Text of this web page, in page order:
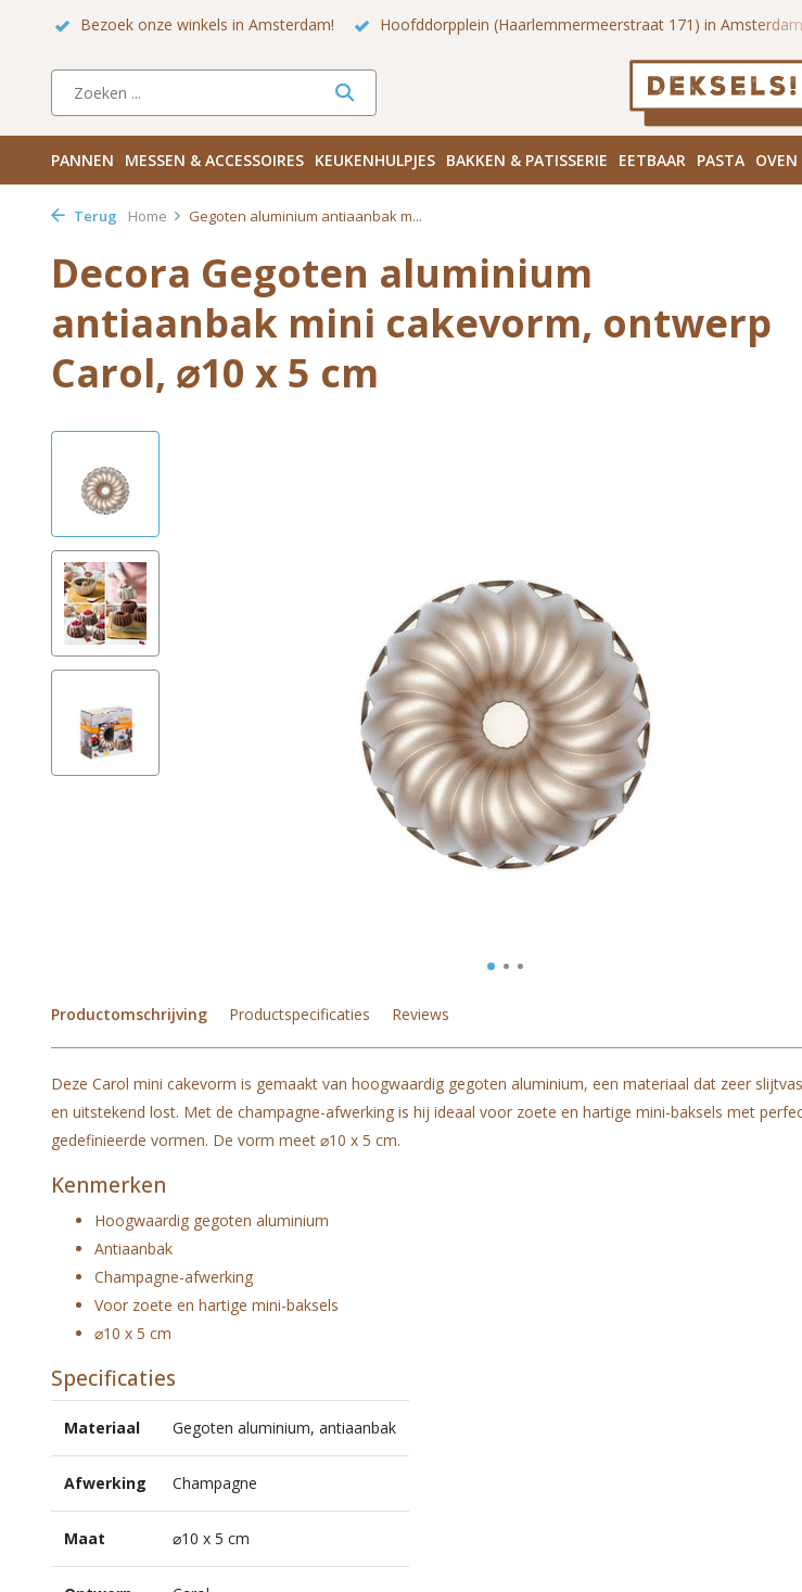
Bezoek onze winkels in Amsterdam! Hoofddorpplein (Haarlemmermeerstraat 171) in Amsterdam
PANNEN MESSEN & ACCESSOIRES KEUKENHULPJES BAKKEN & PATISSERIE EETBAAR PASTA OVEN
Terug Home Gegoten aluminium antiaanbak m...
Decora Gegoten aluminium
antiaanbak mini cakevorm, ontwerp
Carol, ⌀10 x 5 cm
Productomschrijving Productspecificaties Reviews
Deze Carol mini cakevorm is gemaakt van hoogwaardig gegoten aluminium, een materiaal dat zeer
en uitstekend lost. Met de champagne-afwerking is hij ideaal voor zoete en hartige mini-baksels met
gedefinieerde vormen. De vorm meet ⌀10 x 5 cm.
Kenmerken
Hoogwaardig gegoten aluminium
Antiaanbak
Champagne-afwerking
Voor zoete en hartige mini-baksels
⌀10 x 5 cm
Specificaties
Materiaal Gegoten aluminium, antiaanbak
Afwerking Champagne
Maat ⌀10 x 5 cm